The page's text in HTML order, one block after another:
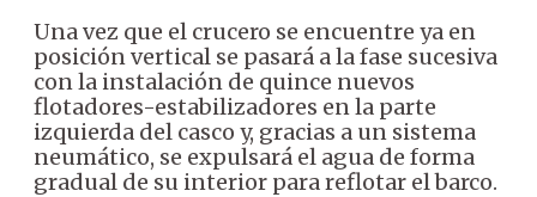
Una vez que el crucero se encuentre ya en
posición vertical se pasará a la fase sucesiva
con la instalación de quince nuevos
flotadores-estabilizadores en la parte
izquierda del casco y, gracias a un sistema
neumático, se expulsará el agua de forma
gradual de su interior para reflotar el barco.